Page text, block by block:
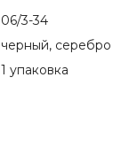
06/3-34
черный, серебро
1 упаковка